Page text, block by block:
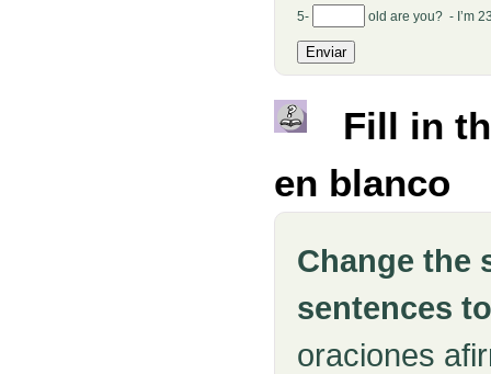
5- old are you? - I’m
Fill in
en blanco
Change the
sentences
oraciones